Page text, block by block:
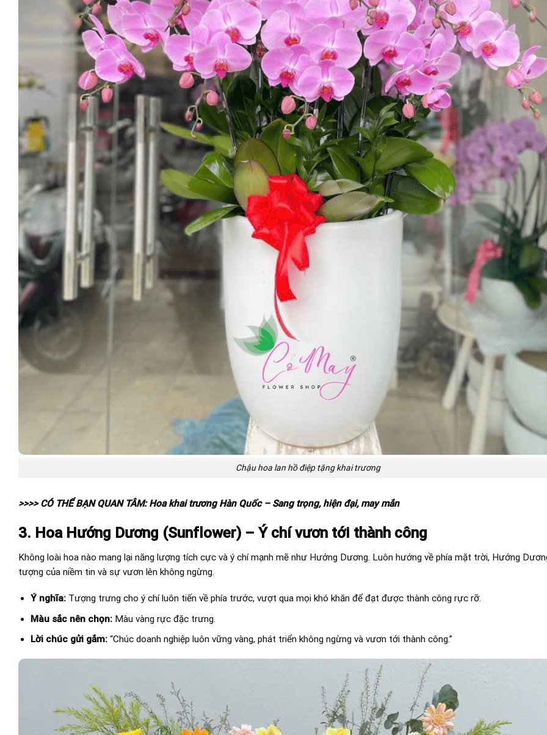
Chậu hoa lan hồ điệp tặng khai trương
>>>> CÓ THỂ BẠN QUAN TÂM:Hoa khai trương Hàn Quốc– Sang trọng, hiện đại, may mắn
3. Hoa Hướng Dương (Sunflower) – Ý chí vươn tới thành công
Không loài hoa nào mang lại năng lượng tích cực và ý chí mạnh mẽ như Hướng Dương. Luôn hướng về phía mặt trời, Hướng
tượng của niềm tin và sự vươn lên không ngừng.
Ý nghĩa:Tượng trưng cho ý chí luôn tiến về phía trước, vượt qua mọi khó khăn để đạt được thành công rực rỡ.
Màu sắc nên chọn:Màu vàng rực đặc trưng.
Lời chúc gửi gắm:“Chúc doanh nghiệp luôn vững vàng, phát triển không ngừng và vươn tới thành công.”